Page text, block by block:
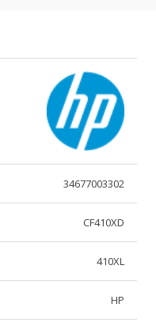
34677003302
CF410XD
410XL
HP